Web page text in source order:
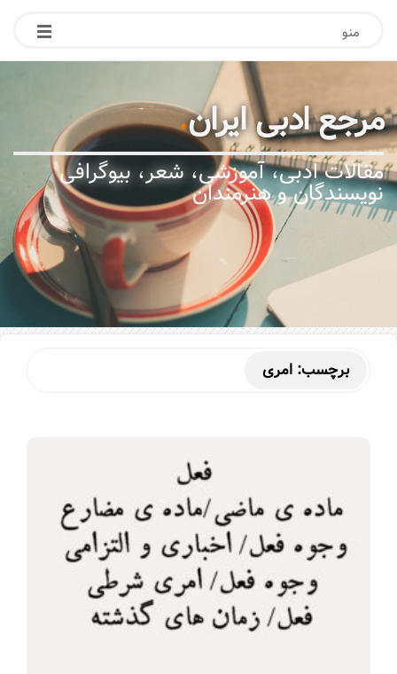
منو
مرجع ادبی ایران.
مقالات ادبی، آموزشی، شعر، بیوگرافی
نویسندگان و هنرمندان
برچسب: امری